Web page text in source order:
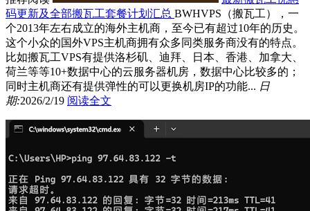
码更新及全部搬瓦工套餐计划汇总 BWHVPS（搬瓦工），一
个2013年左右成立的海外主机商，至今已有超过10年的历史。
这个小众的国外VPS主机商拥有众多同类服务商没有的特点。
比如搬瓦工VPS有提供洛杉矶、迪拜、日本、香港、加拿大、
荷兰等等10+数据中心的云服务器机房，数据中心比较多的；
同时主机商还有提供弹性的可以更换机房IP的功能... 日
期:2026/2/19 阅读全文